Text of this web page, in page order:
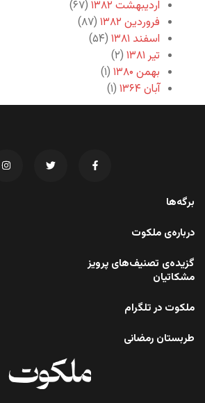
اردیبهشت ۱۳۸۲
(۶۷)
فروردین ۱۳۸۲
(۸۷)
اسفند ۱۳۸۱
(۵۴)
تیر ۱۳۸۱
(۲)
بهمن ۱۳۸۰
(۱)
آبان ۱۳۶۴
(۱)
برگه‌ها
درباره‌ی ملکوت
گزیده‌ی تصنیف‌های پرویز
مشکاتیان
ملکوت در تلگرام
طربستان رمضانی